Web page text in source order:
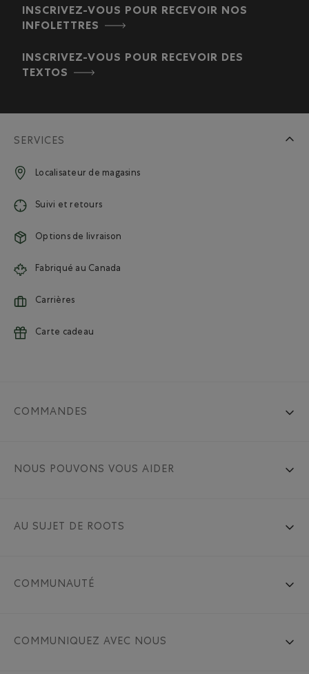
INSCRIVEZ-VOUS POUR RECEVOIR NOS
INFOLETTRES
INSCRIVEZ-VOUS POUR RECEVOIR DES
TEXTOS
SERVICES
Localisateur de magasins
Suivi et retours
Options de livraison
Fabriqué au Canada
Carrières
Carte cadeau
COMMANDES
NOUS POUVONS VOUS AIDER
AU SUJET DE ROOTS
COMMUNAUTÉ
COMMUNIQUEZ AVEC NOUS